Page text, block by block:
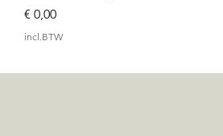
Prijs
€ 0,00
incl.BTW